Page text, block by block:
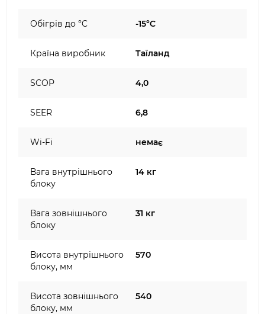
Обігрів до °C -15°C
Країна виробник Таїланд
SCOP 4,0
SEER 6,8
Wi-Fi немає
Вага внутрішнього
блоку
14 кг
Вага зовнішнього
блоку
31 кг
Висота внутрішнього
блоку, мм
570
Висота зовнішнього
блоку, мм
540